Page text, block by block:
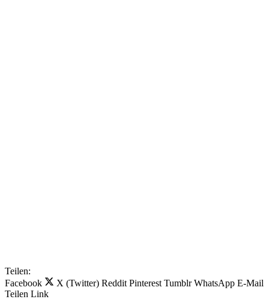
Teilen:
Facebook
X (Twitter) Reddit Pinterest Tumblr WhatsApp E-Mail
Teilen Link